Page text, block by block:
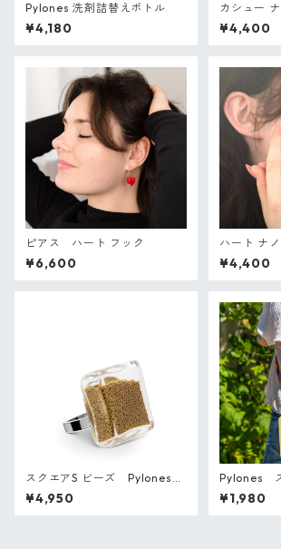
Pylones 洗剤詰替えボトル
¥4,180
カシュー
ylones フ
グ
¥4,400
ピアス ハート フック
¥6,600
ハート ナ
nes フラン
¥4,400
スクエアS ビーズ Pylones
フランス ガラスのリング
¥4,950
Pylones
¥1,980